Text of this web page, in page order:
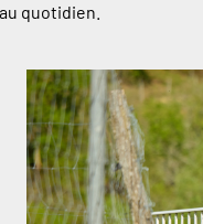
quotidien.